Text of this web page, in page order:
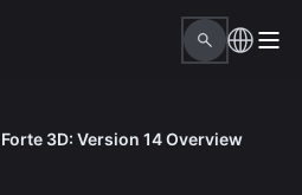
Forte ​3D: Version 14 Overview